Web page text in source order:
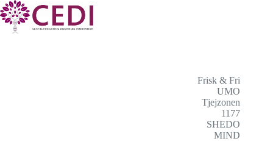
Frisk & Fri
UMO
Tjejzonen
1177
SHEDO
MIND